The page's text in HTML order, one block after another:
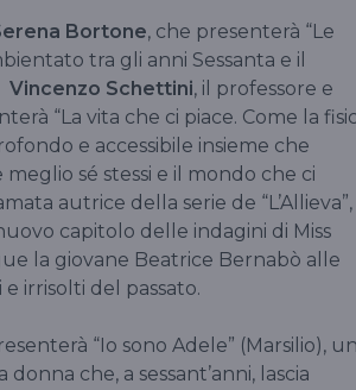
Bortone, che presenterà “Le
tra gli anni Sessanta e il
Vincenzo Schettini, il professore e
“La vita che ci piace. Come la
e accessibile insieme che
sé stessi e il mondo che ci
autrice della serie de “L’Allieva”,
capitolo delle indagini di Miss
la giovane Beatrice Bernabò alle
irrisolti del passato.
“Io sono Adele” (Marsilio),
che, a sessant’anni, lascia